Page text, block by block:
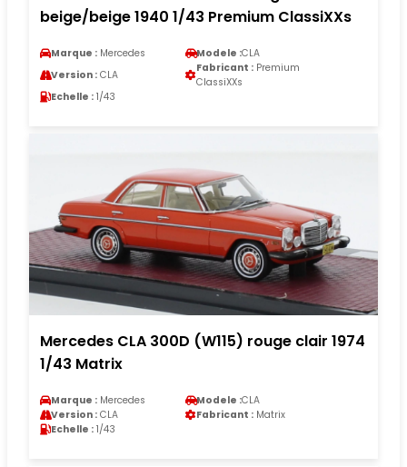
beige/beige 1940 1/43 Premium ClassiXXs
Marque : Mercedes Modele :CLA
Version : CLA
Fabricant : Premium
ClassiXXs
Echelle : 1/43
Mercedes CLA 300D (W115) rouge clair 1974
1/43 Matrix
Marque : Mercedes Modele :CLA
Version : CLA Fabricant : Matrix
Echelle : 1/43